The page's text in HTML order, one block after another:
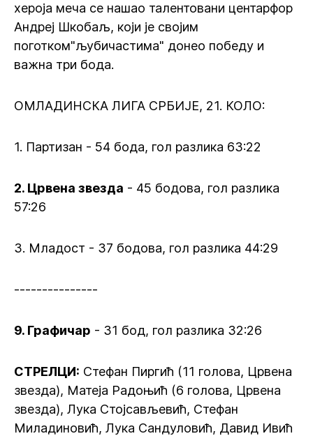
хероја меча се нашао талентовани центарфор
Андреј Шкобаљ, који је својим
поготком"љубичастима" донео победу и
важна три бода.
ОМЛАДИНСКА ЛИГА СРБИЈЕ, 21. КОЛО:
1. Партизан - 54 бода, гол разлика 63:22
2. Црвена звезда - 45 бодова, гол разлика
57:26
3. Младост - 37 бодова, гол разлика 44:29
---------------
9. Графичар - 31 бод, гол разлика 32:26
СТРЕЛЦИ: Стефан Пиргић (11 голова, Црвена
звезда), Матеја Радоњић (6 голова, Црвена
звезда), Лука Стојсављевић, Стефан
Миладиновић, Лука Сандуловић, Давид Ивић